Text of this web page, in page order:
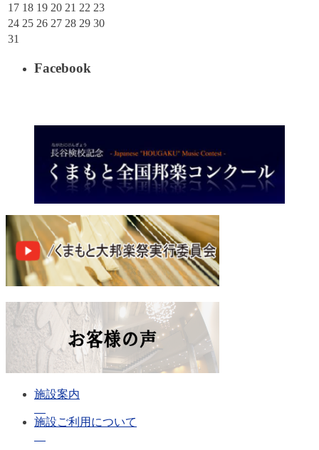
17 18 19 20 21 22 23
24 25 26 27 28 29 30
31
Facebook
施設案内
施設ご利用について